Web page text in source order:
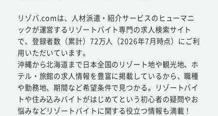
リゾバ.comは、人材派遣・紹介サービスのヒューマニ
ックが運営するリゾートバイト専門の求人検索サイト
で、登録者数（累計）72万人（2026年7月時点）にご利
用いただいています。
沖縄から北海道まで日本全国のリゾート地や観光地、ホ
テル・旅館の求人情報を豊富に掲載しているから、職種
や勤務地、期間など希望条件で見つかる。リゾートバイ
トや住み込みバイトがはじめてという初心者の疑問やお
悩みなどリゾートバイトに関する役立つ情報も満載！